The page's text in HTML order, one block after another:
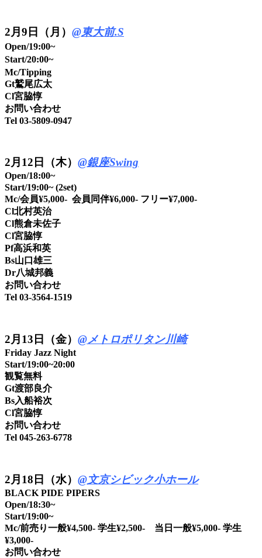
2月9日（月） @東大前.S
Open/19:00~
Start/20:00~
Mc/Tipping
Gt鷲尾広太
Cl宮脇惇
お問い合わせ
Tel 03-5809-0947
2月12日（木） @銀座Swing
Open/18:00~
Start/19:00~ (2set)
Mc/会員¥5,000- 会員同伴¥6,000- フリー¥7,000-
Cl北村英治
Cl熊倉未佐子
Cl宮脇惇
Pf高浜和英
Bs山口雄三
Dr八城邦義
お問い合わせ
Tel 03-3564-1519
2月13日（金） @メトロポリタン川崎
Friday Jazz Night
Start/19:00~20:00
観覧無料
Gt渡部良介
Bs入船裕次
Cl宮脇惇
お問い合わせ
Tel 045-263-6778
2月18日（水） @文京シビック小ホール
BLACK PIDE PIPERS
Open/18:30~
Start/19:00~
Mc/前売り一般¥4,500- 学生¥2,500- 当日一般¥5,000- 学生
¥3,000-
お問い合わせ